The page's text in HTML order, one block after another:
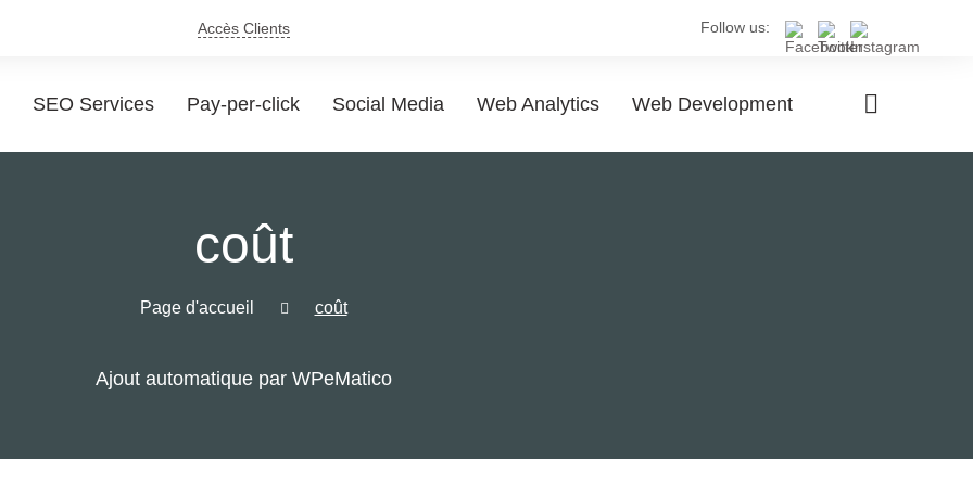
Accès Clients Follow us:
SEO Services Pay-per-click Social Media Web Analytics Web Development
coût
Page d'accueil coût
Ajout automatique par WPeMatico